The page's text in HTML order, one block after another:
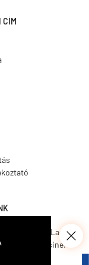
CÍM
CosmosLac.
Pava Resine.